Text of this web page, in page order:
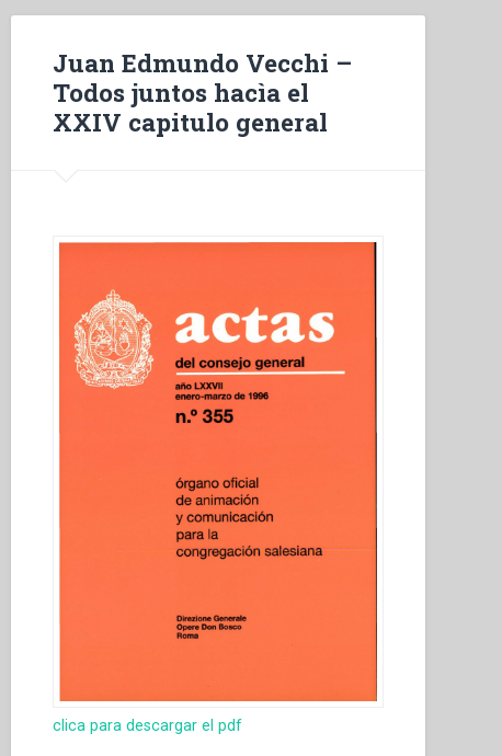
Juan Edmundo Vecchi –
Todos juntos hacìa el
XXIV capitulo general
clica para descargar el pdf